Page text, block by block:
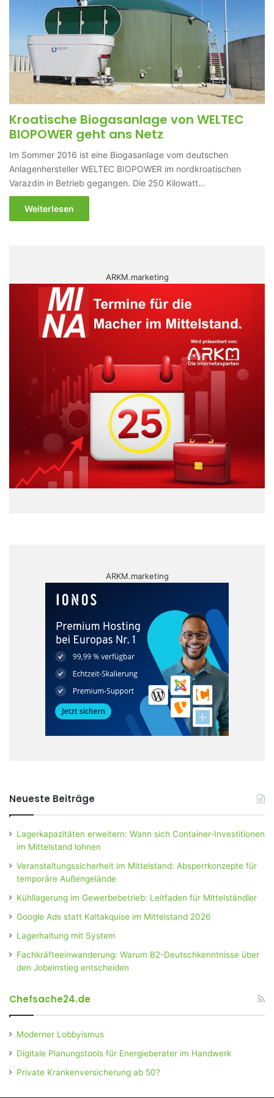
Kroatische Biogasanlage von WELTEC
BIOPOWER geht ans Netz
Im Sommer 2016 ist eine Biogasanlage vom deutschen
Anlagenhersteller WELTEC BIOPOWER im nordkroatischen
Varazdin in Betrieb gegangen. Die 250 Kilowatt…
Weiterlesen
ARKM.marketing
ARKM.marketing
Neueste Beiträge
Lagerkapazitäten erweitern: Wann sich Container-Investitionen
im Mittelstand lohnen
Veranstaltungssicherheit im Mittelstand: Absperrkonzepte für
temporäre Außengelände
Kühllagerung im Gewerbebetrieb: Leitfaden für Mittelständler
Google Ads statt Kaltakquise im Mittelstand 2026
Lagerhaltung mit System
Fachkräfteeinwanderung: Warum B2-Deutschkenntnisse über
den Jobeinstieg entscheiden
Chefsache24.de
Moderner Lobbyismus
Digitale Planungstools für Energieberater im Handwerk
Private Krankenversicherung ab 50?